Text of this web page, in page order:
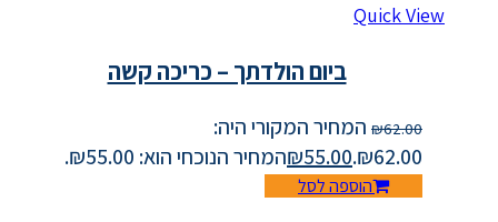
Quick View
ביום הולדתך – כריכה קשה
₪62.00
המחיר המקורי היה:
₪62.00.
₪55.00 המחיר הנוכחי הוא: ₪55.00.
הוספה לסל